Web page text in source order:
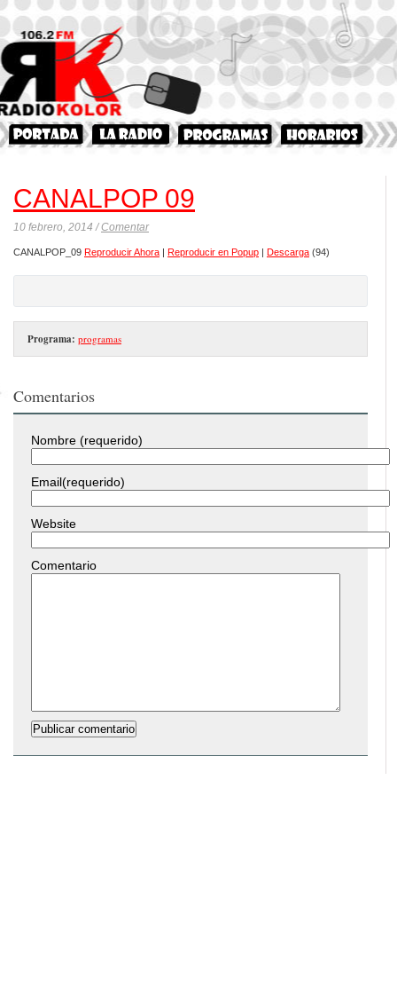
CANALPOP 09
10 febrero, 2014 /Comentar
CANALPOP_09 Reproducir Ahora | Reproducir en Popup | Descarga (94)
Programa: programas
Comentarios
Nombre (requerido)
Email(requerido)
Website
Comentario